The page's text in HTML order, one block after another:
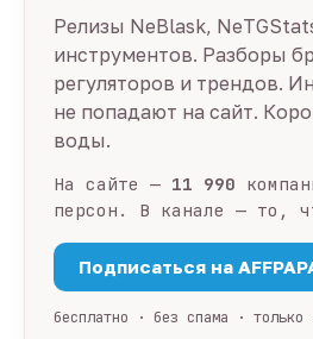
Релизы NeBlask,
инструментов. Разборы
регуляторов и трендов.
не попадают на сайт.
воды.
На сайте — 11 990
персон. В канале — то,
Подписаться на
бесплатно · без спама · только